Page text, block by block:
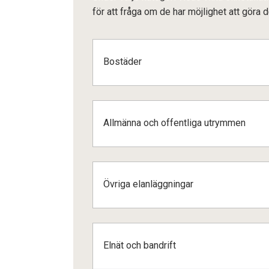
för att fråga om de har möjlighet att göra
Bostäder
Allmänna och offentliga utrymmen
Övriga elanläggningar
Elnät och bandrift